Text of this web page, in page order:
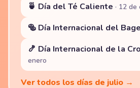
🍵 Día del Té Caliente · 12
🥯 Día Internacional del
🍤 Día Internacional de la
enero
Ver todos los días de julio →